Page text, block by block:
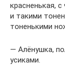
красненькая,
и такими
тоненькими
— Алёнушка,
усиками.